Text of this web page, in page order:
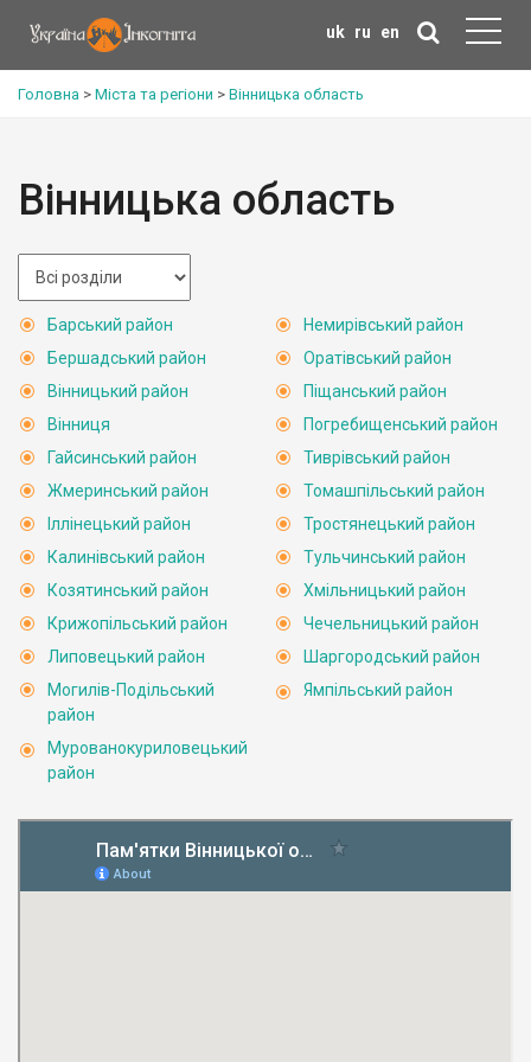
uk ru en
Головна > Міста та регіони > Вінницька область
Вінницька область
Барський район
Бершадський район
Вінницький район
Вінниця
Гайсинський район
Жмеринський район
Іллінецький район
Калинівський район
Козятинський район
Крижопільський район
Липовецький район
Могилів-Подільський
район
Мурованокуриловецький
район
Немирівський район
Оратівський район
Піщанський район
Погребищенський район
Тиврівський район
Томашпільський район
Тростянецький район
Тульчинський район
Хмільницький район
Чечельницький район
Шаргородський район
Ямпільський район